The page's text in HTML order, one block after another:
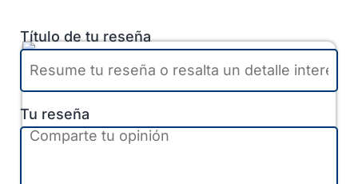
Título de tu reseña
Tu reseña